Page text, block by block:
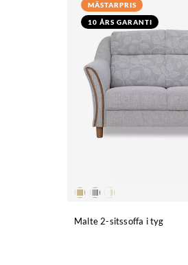
MÄSTARPRIS
10 ÅRS GARANTI
Malte 2-sitssoffa i tyg